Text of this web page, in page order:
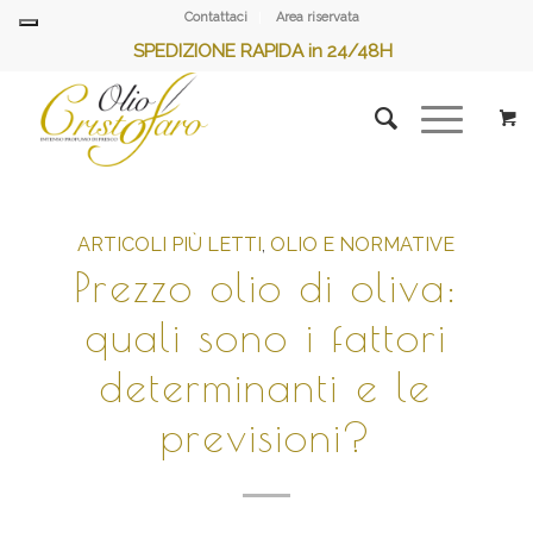
Contattaci Area riservata
SPEDIZIONE RAPIDA in 24/48H
ARTICOLI PIÙ LETTI, OLIO E NORMATIVE
Prezzo olio di oliva:
quali sono i fattori
determinanti e le
previsioni?